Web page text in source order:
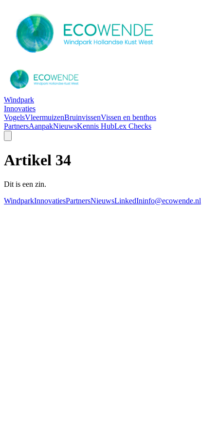
Windpark
Innovaties
VogelsVleermuizenBruinvissenVissen en benthos
PartnersAanpakNieuwsKennis HubLex Checks
Artikel 34
Dit is een zin.
WindparkInnovatiesPartnersNieuwsLinkedIninfo@ecowende.nl